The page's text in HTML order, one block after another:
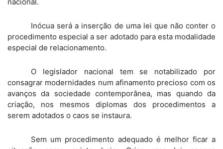
Inócua será a inserção de uma lei que não conter o
procedimento especial a ser adotado para esta modalidade
especial de relacionamento.
O legislador nacional tem se notabilizado por
consagrar modernidades num afinamento precioso com os
avanços da sociedade contemporânea, mas quando da
criação, nos mesmos diplomas dos procedimentos a
serem adotados o caos se instaura.
Sem um procedimento adequado é melhor ficar a